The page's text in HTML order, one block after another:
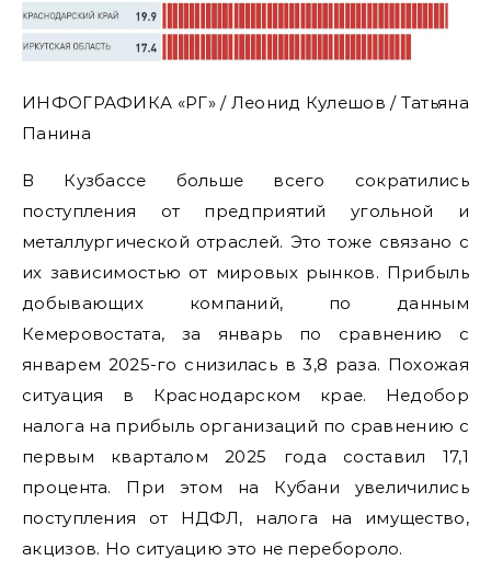
ИНФОГРАФИКА «РГ» / Леонид Кулешов / Татьяна
Панина
В Кузбассе больше всего сократились
поступления от предприятий угольной и
металлургической отраслей. Это тоже связано с
их зависимостью от мировых рынков. Прибыль
добывающих компаний, по данным
Кемеровостата, за январь по сравнению с
январем 2025-го снизилась в 3,8 раза. Похожая
ситуация в Краснодарском крае. Недобор
налога на прибыль организаций по сравнению с
первым кварталом 2025 года составил 17,1
процента. При этом на Кубани увеличились
поступления от НДФЛ, налога на имущество,
акцизов. Но ситуацию это не перебороло.